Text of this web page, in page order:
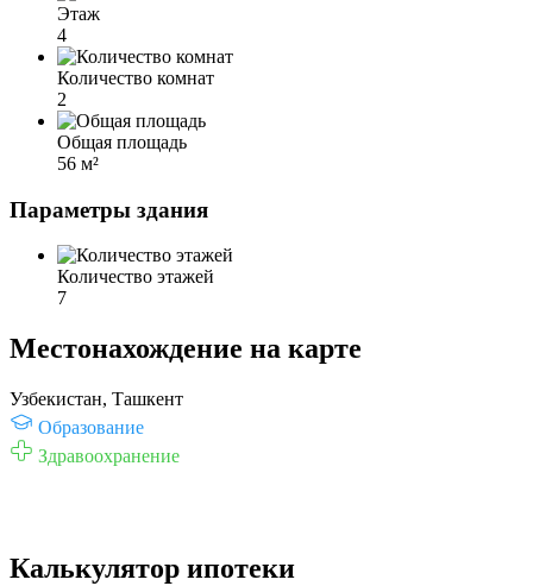
Этаж
4
Количество комнат
2
Общая площадь
56 м²
Параметры здания
Количество этажей
7
Местонахождение на карте
Узбекистан, Ташкент
Образование
Здравоохранение
Калькулятор ипотеки